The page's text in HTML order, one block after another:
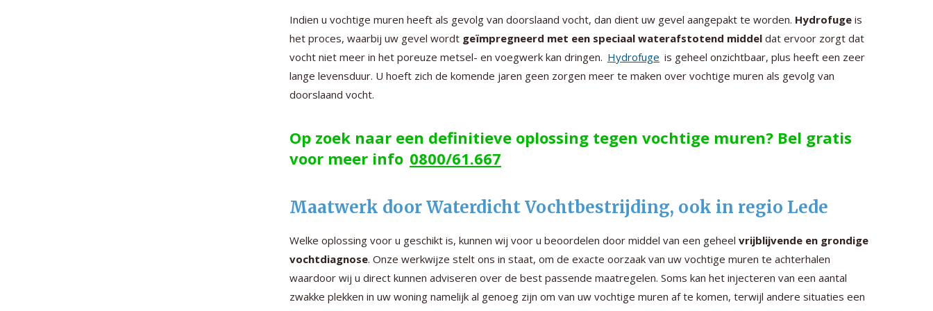
Indien u vochtige muren heeft als gevolg van doorslaand vocht, dan dient uw gevel aangepakt te worden. Hydrofuge is
het proces, waarbij uw gevel wordt geïmpregneerd met een speciaal waterafstotend middel dat ervoor zorgt dat
vocht niet meer in het poreuze metsel- en voegwerk kan dringen. Hydrofuge is geheel onzichtbaar, plus heeft een zeer
lange levensduur. U hoeft zich de komende jaren geen zorgen meer te maken over vochtige muren als gevolg van
doorslaand vocht.
Op zoek naar een definitieve oplossing tegen vochtige muren? Bel gratis
voor meer info 0800/61.667
Maatwerk door Waterdicht Vochtbestrijding, ook in regio Lede
Welke oplossing voor u geschikt is, kunnen wij voor u beoordelen door middel van een geheel vrijblijvende en grondige
vochtdiagnose. Onze werkwijze stelt ons in staat, om de exacte oorzaak van uw vochtige muren te achterhalen
waardoor wij u direct kunnen adviseren over de best passende maatregelen. Soms kan het injecteren van een aantal
zwakke plekken in uw woning namelijk al genoeg zijn om van uw vochtige muren af te komen, terwijl andere situaties een